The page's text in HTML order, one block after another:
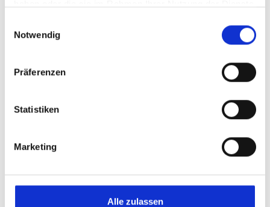
Notwendig
Präferenzen
Statistiken
Marketing
Alle zulassen
(sig)
Teilen & Drucken
Zurück